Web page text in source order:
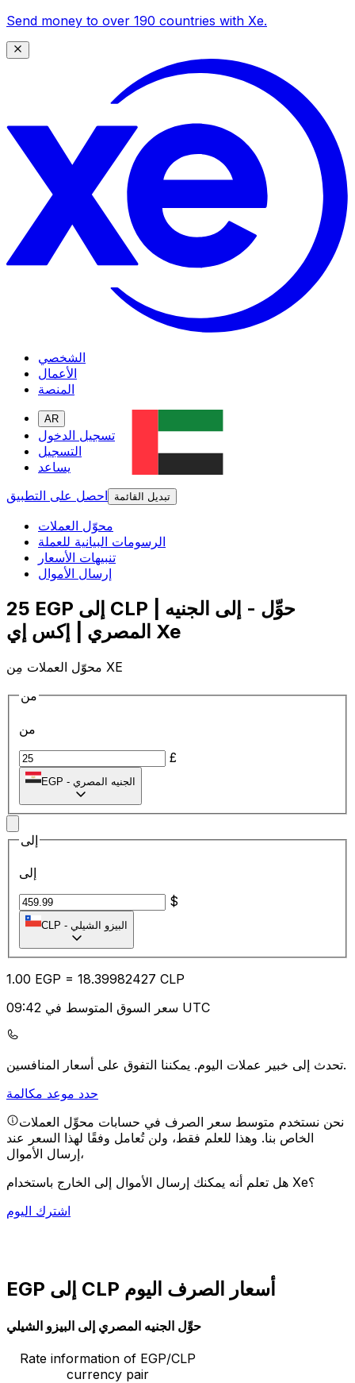
Send money to over 190 countries with Xe.
الشخصي
الأعمال
المنصة
AR
تسجيل الدخول
التسجيل
يساعد
احصل على التطبيق
تبديل القائمة
محوّل العملات
الرسومات البيانية للعملة
تنبيهات الأسعار
إرسال الأموال
25 EGP إلى CLP | حوِّل - إلى الجنيه
المصري | إكس إي Xe
محوّل العملات مِن XE
من
من
£
EGP - الجنيه المصري
إلى
إلى
$
CLP - البيزو الشيلي
1.00 EGP = 18.39982427 CLP
سعر السوق المتوسط في 09:42 UTC
تحدث إلى خبير عملات اليوم.يمكننا التفوق على أسعار المنافسين.
حدد موعد مكالمة
نحن نستخدم متوسط سعر الصرف في حسابات محوِّل العملات
الخاص بنا. وهذا للعلم فقط، ولن تُعامل وفقًا لهذا السعر عند
إرسال الأموال،
هل تعلم أنه يمكنك إرسال الأموال إلى الخارج باستخدام Xe؟
اشترك اليوم
EGP إلى CLP أسعار الصرف اليوم
حوِّل الجنيه المصري إلى البيزو الشيلي
Rate information of EGP/CLP
currency pair